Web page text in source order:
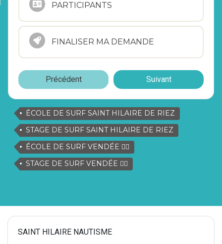
PARTICIPANTS
FINALISER MA DEMANDE
Précédent Suivant
ÉCOLE DE SURF SAINT HILAIRE DE RIEZ
STAGE DE SURF SAINT HILAIRE DE RIEZ
ÉCOLE DE SURF VENDÉE 🏄‍♀️
STAGE DE SURF VENDÉE 🏄‍♀️
SAINT HILAIRE NAUTISME